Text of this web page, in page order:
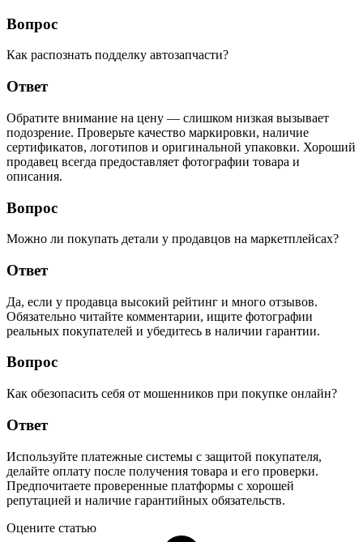
Вопрос
Как распознать подделку автозапчасти?
Ответ
Обратите внимание на цену — слишком низкая вызывает
подозрение. Проверьте качество маркировки, наличие
сертификатов, логотипов и оригинальной упаковки. Хороший
продавец всегда предоставляет фотографии товара и
описания.
Вопрос
Можно ли покупать детали у продавцов на маркетплейсах?
Ответ
Да, если у продавца высокий рейтинг и много отзывов.
Обязательно читайте комментарии, ищите фотографии
реальных покупателей и убедитесь в наличии гарантии.
Вопрос
Как обезопасить себя от мошенников при покупке онлайн?
Ответ
Используйте платежные системы с защитой покупателя,
делайте оплату после получения товара и его проверки.
Предпочитаете проверенные платформы с хорошей
репутацией и наличие гарантийных обязательств.
Оцените статью